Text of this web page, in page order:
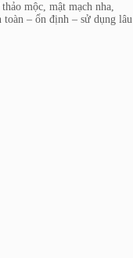
mộc, mật mạch nha,
toàn – ổn định – sử dụng lâu